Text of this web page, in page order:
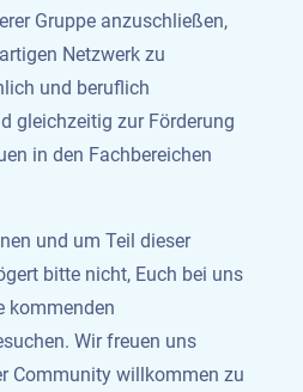
Gruppe anzuschließen,
Netzwerk zu
und beruflich
gleichzeitig zur Förderung
in den Fachbereichen
und um Teil dieser
bitte nicht, Euch bei uns
kommenden
Wir freuen uns
Community willkommen zu